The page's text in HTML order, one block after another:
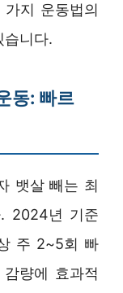
지 운동법의
습니다.
동: 빠르
뱃살 빼는 최
2024년 기준
주 2~5회 빠
량에 효과적